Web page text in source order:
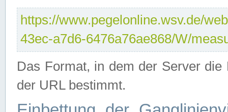
https://www.pegelonline.wsv.de/
43ec-a7d6-6476a76ae868/W/
Das Format, in dem der Server
der URL bestimmt.